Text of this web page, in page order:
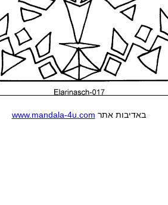
באדיבות אתר www.mandala-4u.com